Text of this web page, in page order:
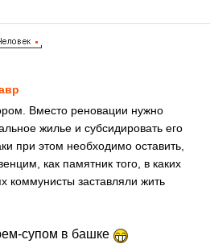
Вместо реновации нужно
жилье и субсидировать его
при этом необходимо оставить,
как памятник того, в каких
коммунисты заставляли жить
супом в башке